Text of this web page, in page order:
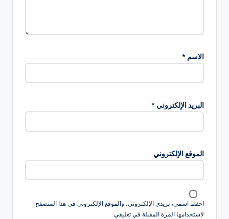
الاسم *
البريد الإلكتروني *
الموقع الإلكتروني
احفظ اسمي، بريدي الإلكتروني، والموقع الإلكتروني في هذا المتصفح
لاستخدامها المرة المقبلة في تعليقي.